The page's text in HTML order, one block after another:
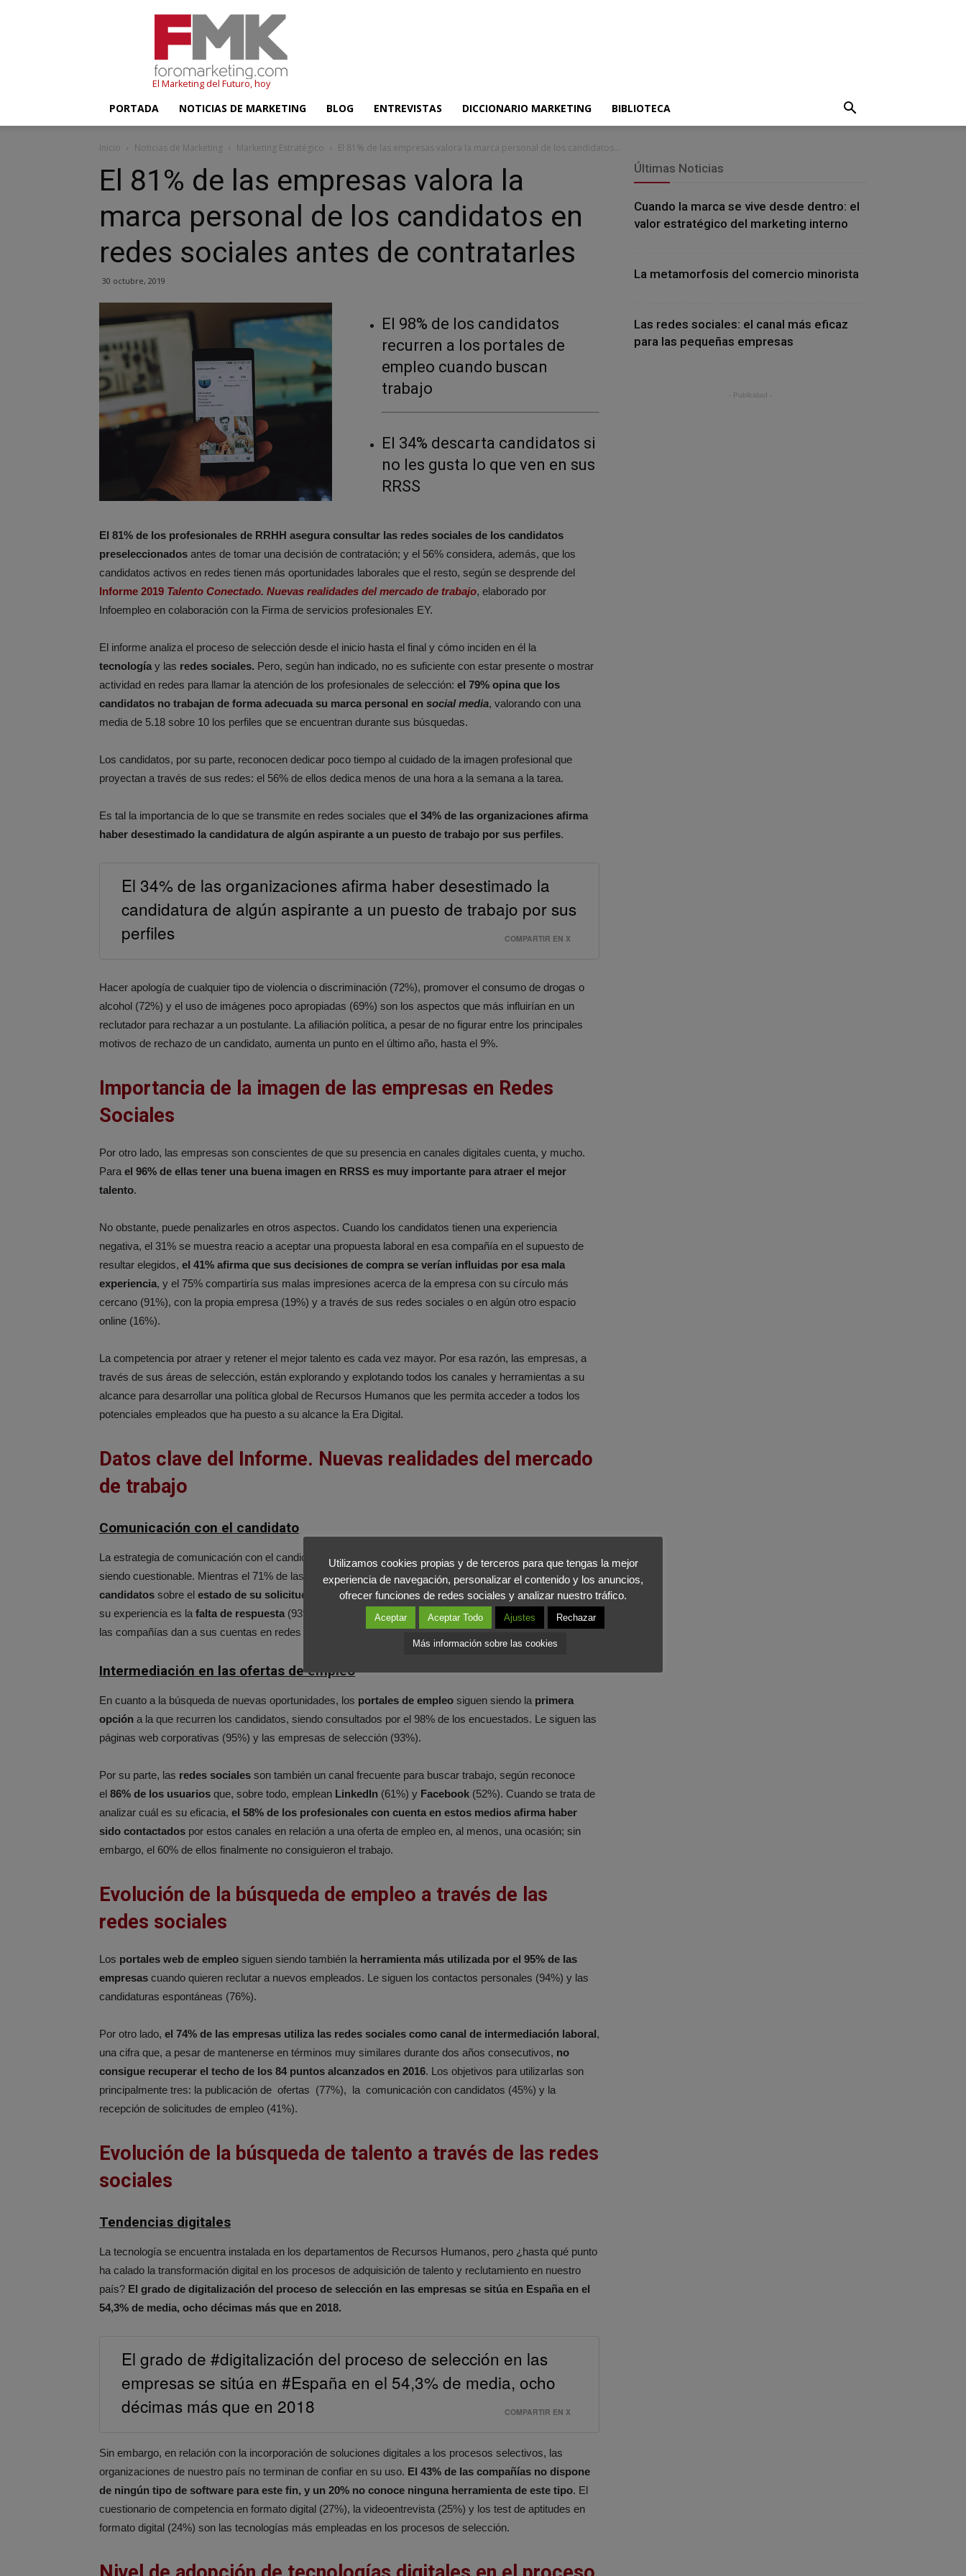
El Marketing del Futuro, hoy
PORTADA NOTICIAS DE MARKETING BLOG ENTREVISTAS DICCIONARIO MARKETING BIBLIOTECA
Inicio Noticias de Marketing Marketing Estratégico El 81% de las empresas valora la marca personal de los candidatos...
El 81% de las empresas valora la
marca personal de los candidatos en
redes sociales antes de contratarles
30 octubre, 2019
El 98% de los candidatos
recurren a los portales de
empleo cuando buscan
trabajo
El 34% descarta candidatos si
no les gusta lo que ven en sus
RRSS
El 81% de los profesionales de RRHH asegura consultar las redes sociales de los candidatos
preseleccionados antes de tomar una decisión de contratación; y el 56% considera, además, que los
candidatos activos en redes tienen más oportunidades laborales que el resto, según se desprende del
Informe 2019 Talento Conectado. Nuevas realidades del mercado de trabajo, elaborado por
Infoempleo en colaboración con la Firma de servicios profesionales EY.
El informe analiza el proceso de selección desde el inicio hasta el final y cómo inciden en él la
tecnología y las redes sociales. Pero, según han indicado, no es suficiente con estar presente o mostrar
actividad en redes para llamar la atención de los profesionales de selección: el 79% opina que los
candidatos no trabajan de forma adecuada su marca personal en social media, valorando con una
media de 5.18 sobre 10 los perfiles que se encuentran durante sus búsquedas.
Los candidatos, por su parte, reconocen dedicar poco tiempo al cuidado de la imagen profesional que
proyectan a través de sus redes: el 56% de ellos dedica menos de una hora a la semana a la tarea.
Es tal la importancia de lo que se transmite en redes sociales que el 34% de las organizaciones afirma
haber desestimado la candidatura de algún aspirante a un puesto de trabajo por sus perfiles.
El 34% de las organizaciones afirma haber desestimado la
candidatura de algún aspirante a un puesto de trabajo por sus
perfiles
COMPARTIR EN X
Hacer apología de cualquier tipo de violencia o discriminación (72%), promover el consumo de drogas o
alcohol (72%) y el uso de imágenes poco apropiadas (69%) son los aspectos que más influirían en un
reclutador para rechazar a un postulante. La afiliación política, a pesar de no figurar entre los principales
motivos de rechazo de un candidato, aumenta un punto en el último año, hasta el 9%.
Importancia de la imagen de las empresas en Redes
Sociales
Por otro lado, las empresas son conscientes de que su presencia en canales digitales cuenta, y mucho.
Para el 96% de ellas tener una buena imagen en RRSS es muy importante para atraer el mejor
talento.
No obstante, puede penalizarles en otros aspectos. Cuando los candidatos tienen una experiencia
negativa, el 31% se muestra reacio a aceptar una propuesta laboral en esa compañía en el supuesto de
resultar elegidos, el 41% afirma que sus decisiones de compra se verían influidas por esa mala
experiencia, y el 75% compartiría sus malas impresiones acerca de la empresa con su círculo más
cercano (91%), con la propia empresa (19%) y a través de sus redes sociales o en algún otro espacio
online (16%).
La competencia por atraer y retener el mejor talento es cada vez mayor. Por esa razón, las empresas, a
través de sus áreas de selección, están explorando y explotando todos los canales y herramientas a su
alcance para desarrollar una política global de Recursos Humanos que les permita acceder a todos los
potenciales empleados que ha puesto a su alcance la Era Digital.
Datos clave del Informe. Nuevas realidades del mercado
de trabajo
Comunicación con el candidato
La estrategia de comunicación con el candidato que están siguiendo los departamentos de RR.HH. sigue
siendo cuestionable. Mientras el 71% de las empresas declara mantener informados a todos los
candidatos sobre el estado de su solicitud de empleo, éstos aseguran que el aspecto más negativo en
su experiencia es la falta de respuesta (93%), seguida a distancia por el uso demasiado comercial que
las compañías dan a sus cuentas en redes sociales (47%) y la falta de ofertas de empleo (36%).
Intermediación en las ofertas de empleo
En cuanto a la búsqueda de nuevas oportunidades, los portales de empleo siguen siendo la primera
opción a la que recurren los candidatos, siendo consultados por el 98% de los encuestados. Le siguen las
páginas web corporativas (95%) y las empresas de selección (93%).
Por su parte, las redes sociales son también un canal frecuente para buscar trabajo, según reconoce
el 86% de los usuarios que, sobre todo, emplean LinkedIn (61%) y Facebook (52%). Cuando se trata de
analizar cuál es su eficacia, el 58% de los profesionales con cuenta en estos medios afirma haber
sido contactados por estos canales en relación a una oferta de empleo en, al menos, una ocasión; sin
embargo, el 60% de ellos finalmente no consiguieron el trabajo.
Evolución de la búsqueda de empleo a través de las
redes sociales
Los portales web de empleo siguen siendo también la herramienta más utilizada por el 95% de las
empresas cuando quieren reclutar a nuevos empleados. Le siguen los contactos personales (94%) y las
candidaturas espontáneas (76%).
Por otro lado, el 74% de las empresas utiliza las redes sociales como canal de intermediación laboral,
una cifra que, a pesar de mantenerse en términos muy similares durante dos años consecutivos, no
consigue recuperar el techo de los 84 puntos alcanzados en 2016. Los objetivos para utilizarlas son
principalmente tres: la publicación de ofertas (77%), la comunicación con candidatos (45%) y la
recepción de solicitudes de empleo (41%).
Evolución de la búsqueda de talento a través de las redes
sociales
Tendencias digitales
La tecnología se encuentra instalada en los departamentos de Recursos Humanos, pero ¿hasta qué punto
ha calado la transformación digital en los procesos de adquisición de talento y reclutamiento en nuestro
país? El grado de digitalización del proceso de selección en las empresas se sitúa en España en el
54,3% de media, ocho décimas más que en 2018.
El grado de #digitalización del proceso de selección en las
empresas se sitúa en #España en el 54,3% de media, ocho
décimas más que en 2018
COMPARTIR EN X
Sin embargo, en relación con la incorporación de soluciones digitales a los procesos selectivos, las
organizaciones de nuestro país no terminan de confiar en su uso. El 43% de las compañías no dispone
de ningún tipo de software para este fin, y un 20% no conoce ninguna herramienta de este tipo. El
cuestionario de competencia en formato digital (27%), la videoentrevista (25%) y los test de aptitudes en
formato digital (24%) son las tecnologías más empleadas en los procesos de selección.
Últimas Noticias
Cuando la marca se vive desde dentro: el
valor estratégico del marketing interno
La metamorfosis del comercio minorista
Las redes sociales: el canal más eficaz
para las pequeñas empresas
- Publicidad -
Utilizamos cookies propias y de terceros para que tengas la mejor
experiencia de navegación, personalizar el contenido y los anuncios,
ofrecer funciones de redes sociales y analizar nuestro tráfico.
Aceptar Aceptar Todo Ajustes Rechazar
Más información sobre las cookies